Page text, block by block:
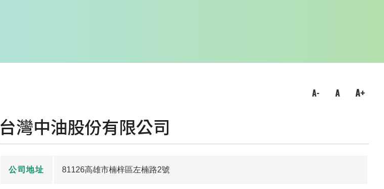
台灣中油股份有限公司
公司地址 81126高雄市楠梓區左楠路2號